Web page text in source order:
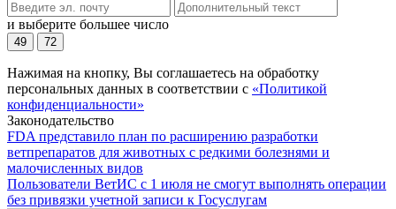
и выберите большее число
49 72
Нажимая на кнопку, Вы соглашаетесь на обработку
персональных данных в соответствии с «Политикой
конфиденциальности»
Законодательство
FDA представило план по расширению разработки
ветпрепаратов для животных с редкими болезнями и
малочисленных видов
Пользователи ВетИС с 1 июля не смогут выполнять операции
без привязки учетной записи к Госуслугам